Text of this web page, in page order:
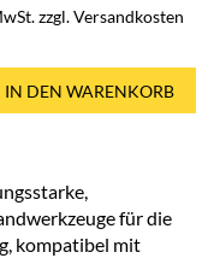
zzgl. Versandkosten
IN DEN WARENKORB
für die
kompatibel mit